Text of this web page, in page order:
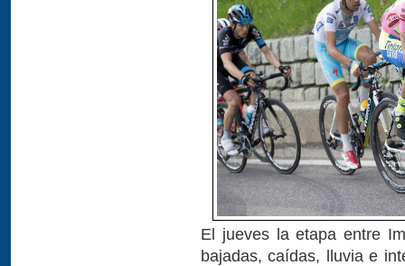
El jueves la etapa entre
bajadas, caídas, lluvia e